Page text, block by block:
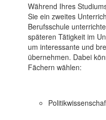
Während Ihres
Sie ein zweites
Berufsschule
späteren Tätigkeit im
um interessante und
übernehmen. Dabei
Fächern wählen: